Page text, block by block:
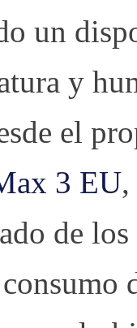
un
y
el
3 EU
de